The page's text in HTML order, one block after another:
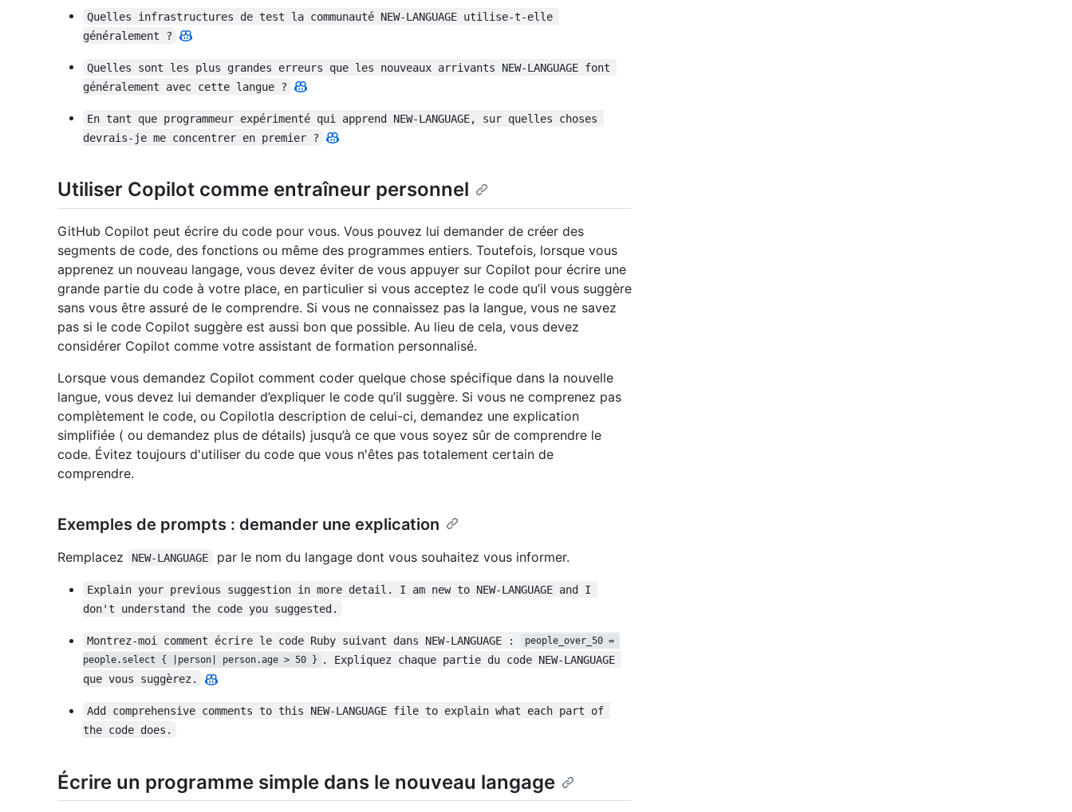
Quelles infrastructures de test la communauté NEW-LANGUAGE utilise-t-elle
généralement ?
Quelles sont les plus grandes erreurs que les nouveaux arrivants NEW-LANGUAGE font
généralement avec cette langue ?
En tant que programmeur expérimenté qui apprend NEW-LANGUAGE, sur quelles choses
devrais-je me concentrer en premier ?
Utiliser Copilot comme entraîneur personnel
GitHub Copilot peut écrire du code pour vous. Vous pouvez lui demander de créer des
segments de code, des fonctions ou même des programmes entiers. Toutefois, lorsque vous
apprenez un nouveau langage, vous devez éviter de vous appuyer sur Copilot pour écrire une
grande partie du code à votre place, en particulier si vous acceptez le code qu’il vous suggère
sans vous être assuré de le comprendre. Si vous ne connaissez pas la langue, vous ne savez
pas si le code Copilot suggère est aussi bon que possible. Au lieu de cela, vous devez
considérer Copilot comme votre assistant de formation personnalisé.
Lorsque vous demandez Copilot comment coder quelque chose spécifique dans la nouvelle
langue, vous devez lui demander d’expliquer le code qu’il suggère. Si vous ne comprenez pas
complètement le code, ou Copilotla description de celui-ci, demandez une explication
simplifiée ( ou demandez plus de détails) jusqu’à ce que vous soyez sûr de comprendre le
code. Évitez toujours d'utiliser du code que vous n'êtes pas totalement certain de
comprendre.
Exemples de prompts : demander une explication
Remplacez NEW-LANGUAGE par le nom du langage dont vous souhaitez vous informer.
Explain your previous suggestion in more detail. I am new to NEW-LANGUAGE and I
don't understand the code you suggested.
Montrez-moi comment écrire le code Ruby suivant dans NEW-LANGUAGE :
people_over_50 =
people.select { |person| person.age > 50 }
. Expliquez chaque partie du code NEW-LANGUAGE
que vous suggèrez.
Add comprehensive comments to this NEW-LANGUAGE file to explain what each part of
the code does.
Écrire un programme simple dans le nouveau langage